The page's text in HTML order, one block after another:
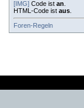
[IMG] Code ist an
HTML-Code ist aus
Foren-Regeln